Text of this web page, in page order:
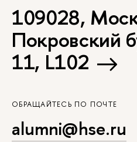
109028,
Покровский
11, L102
ОБРАЩАЙТЕСЬ ПО ПОЧТЕ
alumni@hse.ru